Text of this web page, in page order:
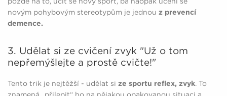
novým pohybovým stereotypům je jednou z prevencí
demence.
3. Udělat si ze cvičení zvyk "Už o tom
nepřemýšlejte a prostě cvičte!"
Tento trik je nejtěžší - udělat si ze sportu reflex, zvyk. To
znamená „přilepit“ ho na nějakou opakovanou situaci a